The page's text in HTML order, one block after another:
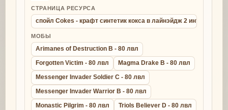
СТРАНИЦА РЕСУРСА
спойл Cokes - крафт синтетик кокса в лайнэйдж 2 интерлюд
МОБЫ
Arimanes of Destruction B - 80 лвл
Forgotten Victim - 80 лвл
Magma Drake B - 80 лвл
Messenger Invader Soldier C - 80 лвл
Messenger Invader Warrior B - 80 лвл
Monastic Pilgrim - 80 лвл
Triols Believer D - 80 лвл